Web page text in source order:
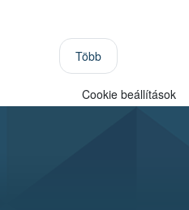
Több
Cookie beállítások